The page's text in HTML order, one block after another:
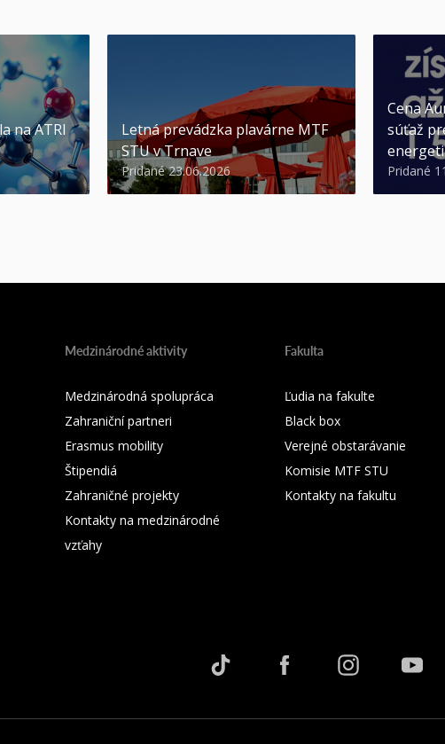
na ATRI
Letná prevádzka plavárne MTF
STU v Trnave
Pridané 23.06.2026
Cena
súťaž
Pridané
Medzinárodné aktivity
Medzinárodná spolupráca
Zahraniční partneri
Erasmus mobility
Štipendiá
Zahraničné projekty
Kontakty na medzinárodné
vzťahy
Fakulta
Ľudia na fakulte
Black box
Verejné obstarávanie
Komisie MTF STU
Kontakty na fakultu